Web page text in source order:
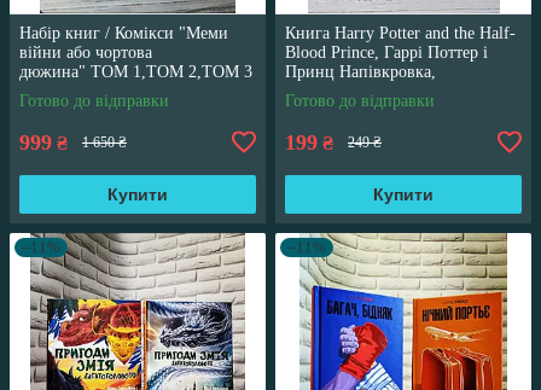
Набір книг / Комікси "Меми
війни або чортова
дюжина" ТОМ 1,ТОМ 2,ТОМ 3
Трегуб Ганна
Готово до відправки
999 ₴ 1 650 ₴
Купити
Книга Harry Potter and the Half-
Blood Prince, Гаррі Поттер і
Принц Напівкровка,
англійською мовою
Готово до відправки
199 ₴ 249 ₴
Купити
–11% –11%